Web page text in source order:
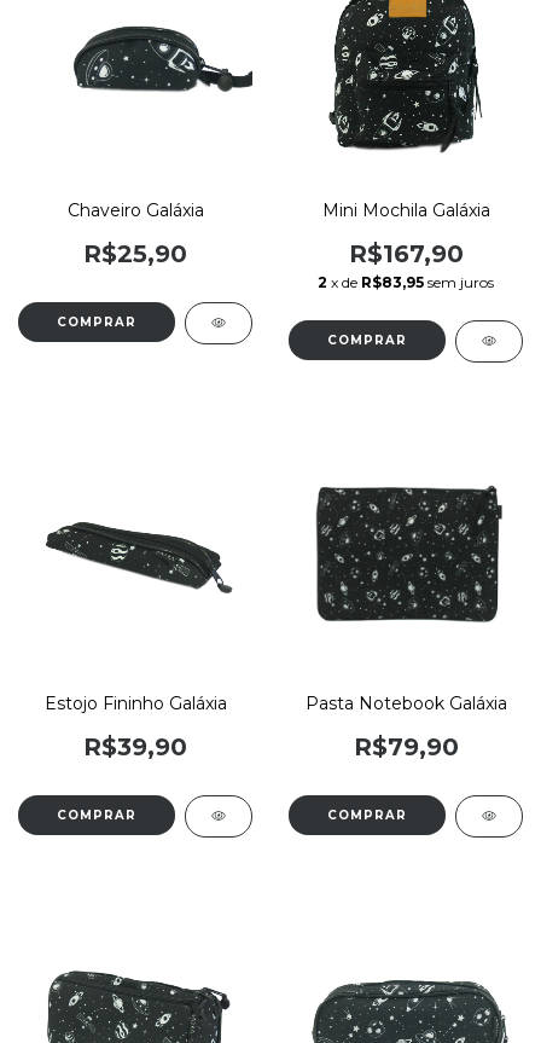
Chaveiro Galáxia
R$25,90
Mini Mochila Galáxia
R$167,90
2 x de R$83,95 sem juros
Estojo Fininho Galáxia
R$39,90
Pasta Notebook Galáxia
R$79,90